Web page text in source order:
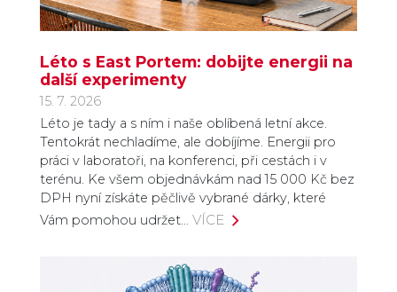
Léto s East Portem: dobijte energii na
další experimenty
15. 7. 2026
Léto je tady a s ním i naše oblíbená letní akce.
Tentokrát nechladíme, ale dobíjíme. Energii pro
práci v laboratoři, na konferenci, při cestách i v
terénu. Ke všem objednávkám nad 15 000 Kč bez
DPH nyní získáte pěčlivě vybrané dárky, které
Vám pomohou udržet… VÍCE